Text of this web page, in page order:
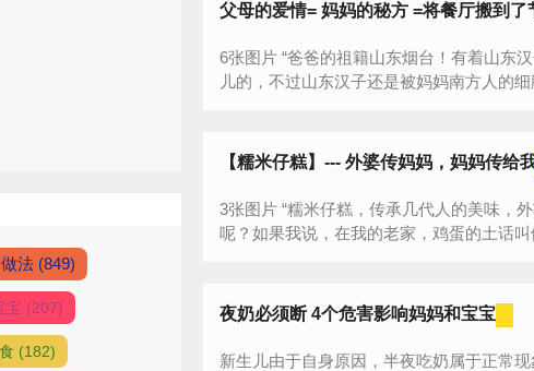
做法 (849)
宝 (207)
(182)
父母的爱情= 妈妈的秘方 =将餐厅搬到
6张图片 “爸爸的祖籍山东烟台！有着山东汉子的豪爽个性说话不带拐弯
儿的，不过山东汉子还是被妈妈南方人的
【糯米仔糕】--- 外婆传妈妈，妈妈传给
3张图片 “糯米仔糕，传承几代人的美味，外婆传妈妈，妈妈传给我。听起来是不是不太了解是什么
呢？如果我说，在我的老家，鸡蛋的土话
夜奶必须断 4个危害影响妈妈和宝宝
新生儿由于自身原因，半夜吃奶属于正常